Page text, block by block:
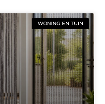
WONING EN TUIN